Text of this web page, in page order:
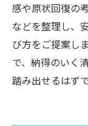
感や原状回復の
などを整理し、
び方をご提案し
で、納得のいく
踏み出せるはずで